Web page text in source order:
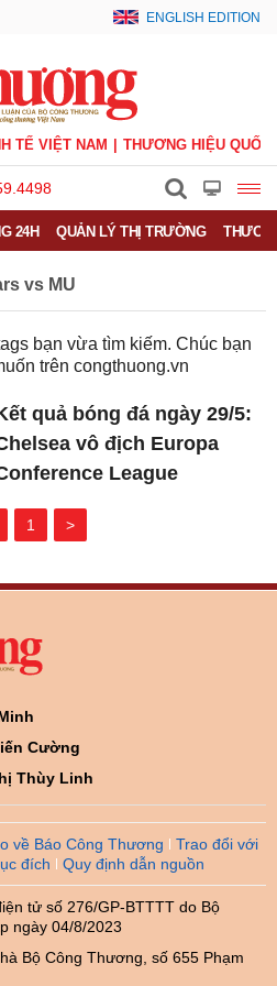
ENGLISH EDITION
TẾ VIỆT NAM THƯƠNG HIỆU QUỐC
24H QUẢN LÝ THỊ TRƯỜNG
vs MU
bạn vừa tìm kiếm. Chúc bạn
trên congthuong.vn
quả bóng đá ngày 29/5:
vô địch Europa
League
1 >
Cường
Thùy Linh
về Báo Công Thương
Trao đổi với
đích Quy định dẫn nguồn
tử số 276/GP-BTTTT do Bộ
ngày 04/8/2023
Bộ Công Thương, số 655 Phạm